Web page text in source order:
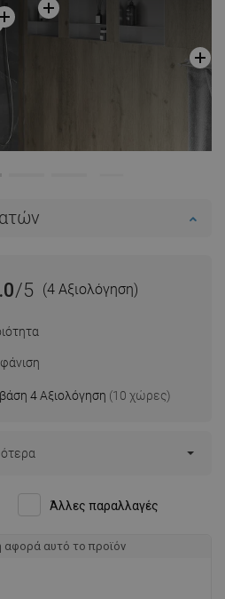
/5 (4 Αξιολόγηση)
4 Αξιολόγηση (10 χώρες)
Άλλες παραλλαγές
αφορά αυτό το προϊόν